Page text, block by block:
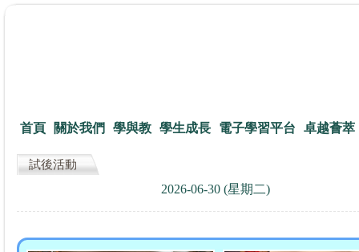
首頁 關於我們 學與教 學生成長 電子學習平台 卓越薈萃
試後活動
2026-06-30 (星期二)